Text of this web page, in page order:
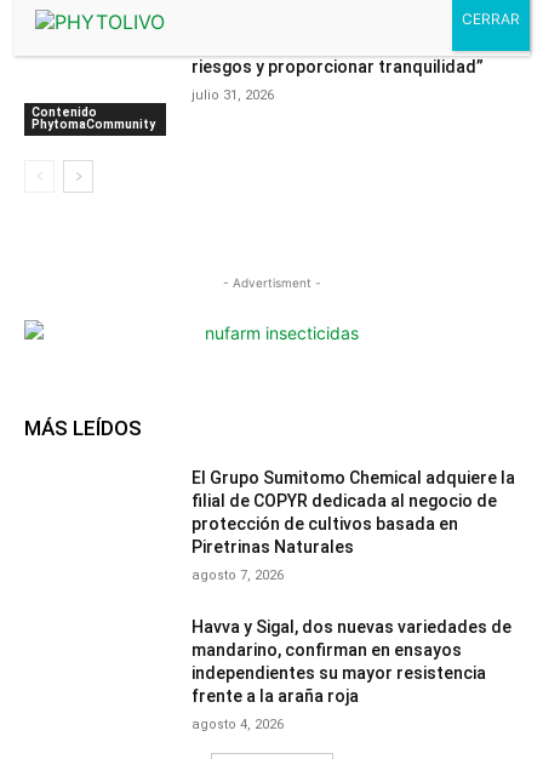
Contenido
PhytomaCommunity
riesgos y proporcionar tranquilidad”
julio 31, 2026
- Advertisment -
MÁS LEÍDOS
El Grupo Sumitomo Chemical adquiere la
filial de COPYR dedicada al negocio de
protección de cultivos basada en
Piretrinas Naturales
agosto 7, 2026
Havva y Sigal, dos nuevas variedades de
mandarino, confirman en ensayos
independientes su mayor resistencia
frente a la araña roja
agosto 4, 2026